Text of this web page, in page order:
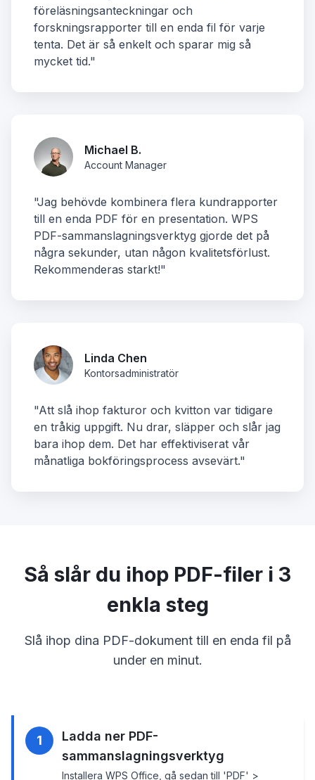
föreläsningsanteckningar och
forskningsrapporter till en enda fil för varje
tenta. Det är så enkelt och sparar mig så
mycket tid."
Michael B.
Account Manager
"Jag behövde kombinera flera kundrapporter
till en enda PDF för en presentation. WPS
PDF-sammanslagningsverktyg gjorde det på
några sekunder, utan någon kvalitetsförlust.
Rekommenderas starkt!"
Linda Chen
Kontorsadministratör
"Att slå ihop fakturor och kvitton var tidigare
en tråkig uppgift. Nu drar, släpper och slår jag
bara ihop dem. Det har effektiviserat vår
månatliga bokföringsprocess avsevärt."
Så slår du ihop PDF-filer i 3
enkla steg
Slå ihop dina PDF-dokument till en enda fil på
under en minut.
1
Ladda ner PDF-
sammanslagningsverktyg
Installera WPS Office, gå sedan till 'PDF' >